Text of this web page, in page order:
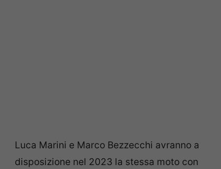
Luca Marini e Marco Bezzecchi avranno a
disposizione nel 2023 la stessa moto con